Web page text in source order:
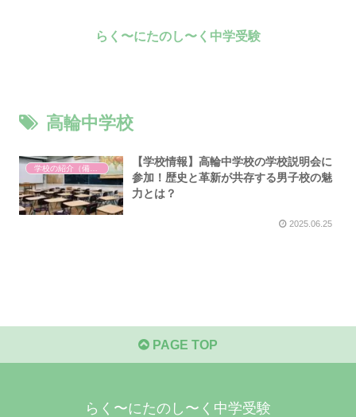
らく〜にたのし〜く中学受験
高輪中学校
【学校情報】高輪中学校の学校説明会に
参加！歴史と革新が共存する男子校の魅
力とは？
2025.06.25
PAGE TOP
らく〜にたのし〜く中学受験